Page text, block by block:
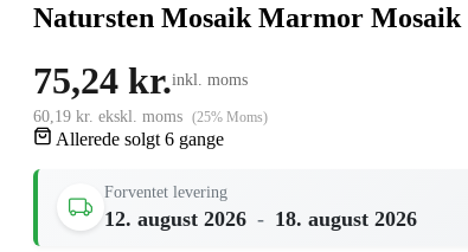
Natursten Mosaik Marmor
75,24 kr.inkl. moms
60,19 kr. ekskl. moms (25% Moms)
Allerede solgt 6 gange
Forventet levering
12. august 2026 - 18. august 2026